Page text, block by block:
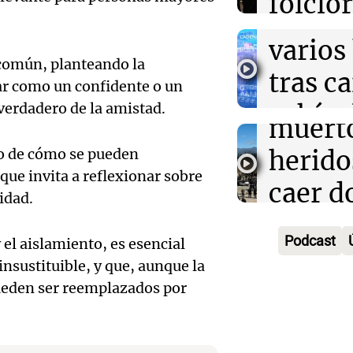
planteando la
como un confidente o un
de la amistad.
cómo se pueden
invita a reflexionar sobre
el aislamiento, es esencial
y que, aunque la
ser reemplazados por
salud, según
Rosario
Tarde y
Episodios
varios
tras
desde
Panorama
Episodios
Audio.
caer
desde
Audio.
noche
Audio.
Podcast